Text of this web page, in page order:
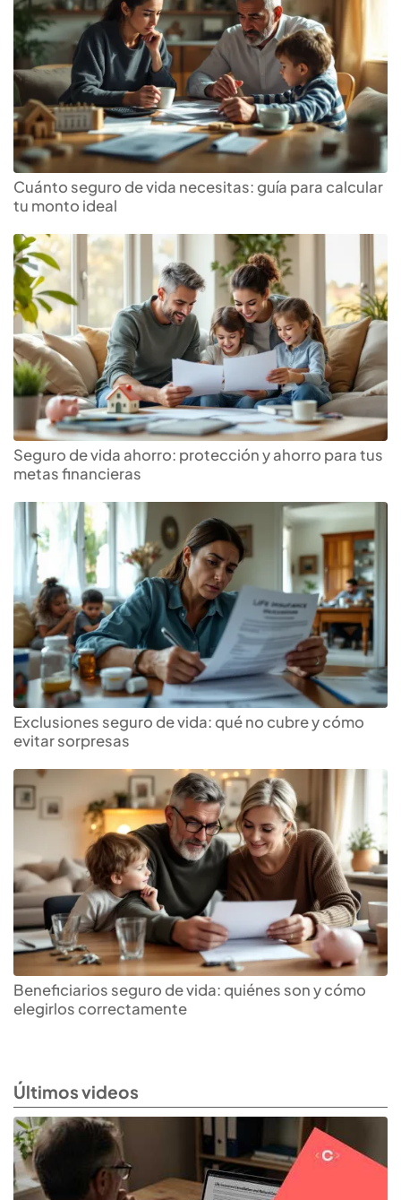
Cuánto seguro de vida necesitas: guía para calcular
tu monto ideal
Seguro de vida ahorro: protección y ahorro para tus
metas financieras
Exclusiones seguro de vida: qué no cubre y cómo
evitar sorpresas
Beneficiarios seguro de vida: quiénes son y cómo
elegirlos correctamente
Últimos videos